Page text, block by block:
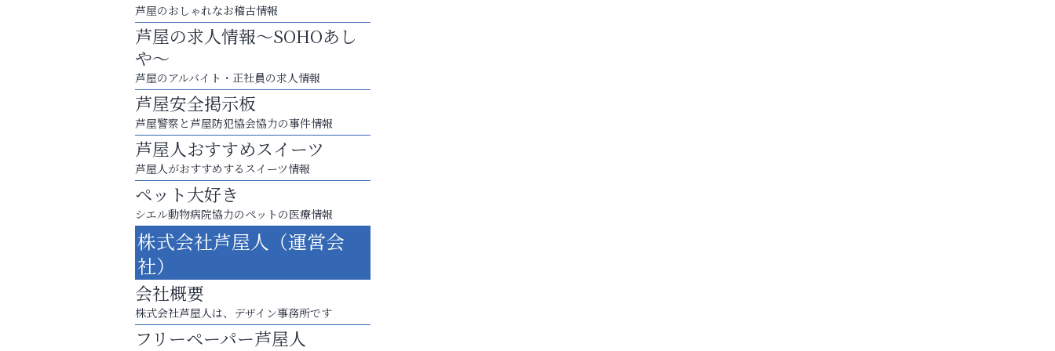
学び方が変われば、成績は変わる。
ラ・ミカ矯正歯科
芦屋のおしゃれなお稽古情報
芦屋の求人情報～SOHOあし
や～
芦屋のアルバイト・正社員の求人情報
芦屋安全掲示板
芦屋警察と芦屋防犯協会協力の事件情報
芦屋人おすすめスイーツ
芦屋人がおすすめするスイーツ情報
ペット大好き
シエル動物病院協力のペットの医療情報
株式会社芦屋人（運営会
社）
会社概要
株式会社芦屋人は、デザイン事務所です
フリーペーパー芦屋人